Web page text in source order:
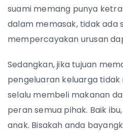
suami memang punya
dalam memasak, tidak ada
mempercayakan urusan
Sedangkan, jika tujuan
pengeluaran keluarga
selalu membeli makanan
peran semua pihak. Baik
anak. Bisakah anda